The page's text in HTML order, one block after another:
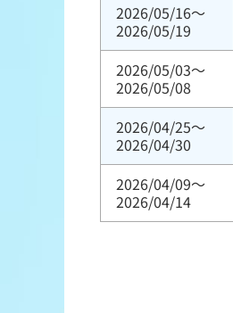
2026/05/16～
2026/05/19
2026/05/03～
2026/05/08
2026/04/25～
2026/04/30
2026/04/09～
2026/04/14